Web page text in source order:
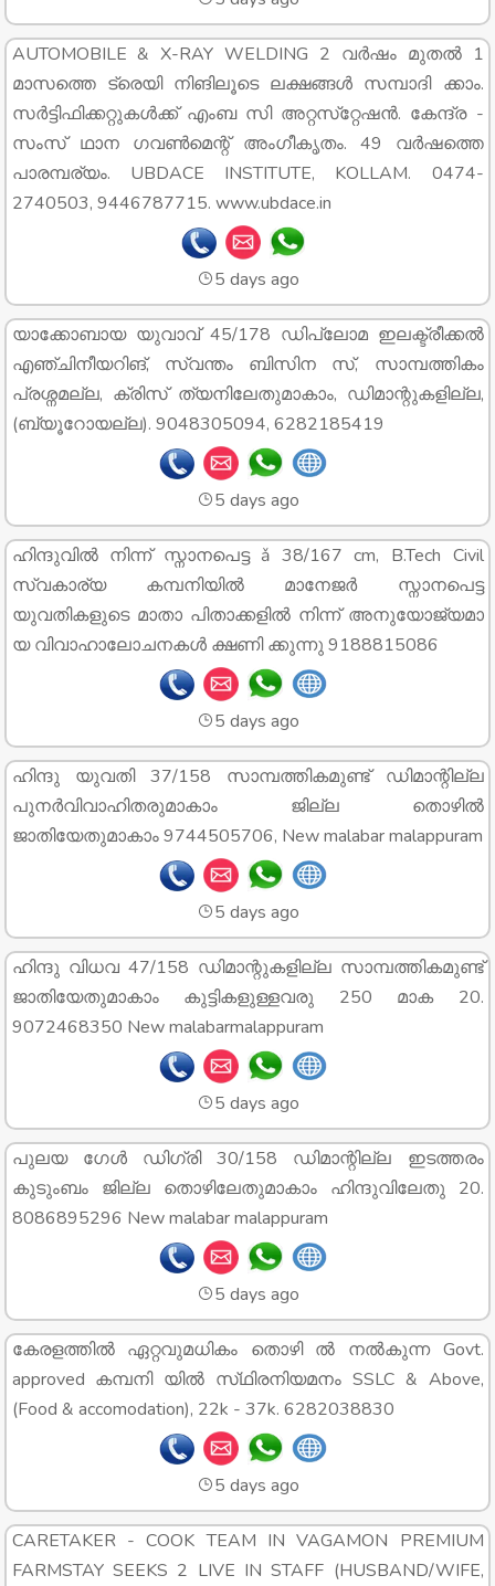
AUTOMOBILE & X-RAY WELDING 2 വർഷം മുതൽ 1
മാസത്തെ ട്രെയി നിങിലൂടെ ലക്ഷങ്ങൾ സമ്പാദി ക്കാം.
സർട്ടിഫിക്കറ്റുകൾക്ക് എംബ സി അറ്റസ്‌റ്റേഷൻ. കേന്ദ്ര -
സംസ് ഥാന ഗവൺമെന്റ് അംഗീകൃതം. 49 വർഷത്തെ
പാരമ്പര്യം. UBDACE INSTITUTE, KOLLAM. 0474-
2740503, 9446787715. www.ubdace.in
5 days ago
യാക്കോബായ യുവാവ് 45/178 ഡിപ്ലോമ ഇലക്ട്രീക്കൽ
എഞ്ചിനീയറിങ്, സ്വന്തം ബിസിന സ്, സാമ്പത്തികം
പ്രശ്ന‌മല്ല, ക്രിസ് ത്യനിലേതുമാകാം, ഡിമാന്റുകളില്ല,
(ബ്യൂറോയല്ല). 9048305094, 6282185419
5 days ago
ഹിന്ദുവിൽ നിന്ന് സ്നാനപെട്ട ǎ 38/167 cm, B.Tech Civil
സ്വകാര്യ കമ്പനിയിൽ മാനേജർ സ്നാനപെട്ട
യുവതികളുടെ മാതാ പിതാക്കളിൽ നിന്ന് അനുയോജ്യമാ
യ വിവാഹാലോചനകൾ ക്ഷണി ക്കുന്നു 9188815086
5 days ago
ഹിന്ദു യുവതി 37/158 സാമ്പത്തികമുണ്ട് ഡിമാന്റില്ല
പുനർവിവാഹിതരുമാകാം ജില്ല തൊഴിൽ
ജാതിയേതുമാകാം 9744505706, New malabar malappuram
5 days ago
ഹിന്ദു വിധവ 47/158 ഡിമാന്റുകളില്ല സാമ്പത്തികമുണ്ട്
ജാതിയേതുമാകാം കുട്ടികളുള്ളവരു 250 മാക 20.
9072468350 New malabarmalappuram
5 days ago
പുലയ ഗേൾ ഡിഗ്രി 30/158 ഡിമാന്റില്ല ഇടത്തരം
കുടുംബം ജില്ല തൊഴിലേതുമാകാം ഹിന്ദുവിലേതു 20.
8086895296 New malabar malappuram
5 days ago
കേരളത്തിൽ ഏറ്റവുമധികം തൊഴി ൽ നൽകുന്ന Govt.
approved കമ്പനി യിൽ സ്‌ഥിരനിയമനം SSLC & Above,
(Food & accomodation), 22k - 37k. 6282038830
5 days ago
CARETAKER - COOK TEAM IN VAGAMON PREMIUM
FARMSTAY SEEKS 2 LIVE IN STAFF (HUSBAND/WIFE,